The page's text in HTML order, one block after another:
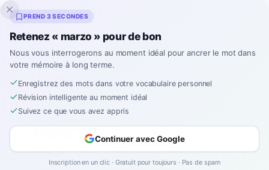
Inklingo
Accueil› Espagnol›Dictionnaire ›marzo
marzo
/MAR-soh/ (Latin America) or /MAR-thoh/
(Spain) /ˈmaɾso/ (LA) | /ˈmaɾθo/ (ES)
PREND 3 SECONDES
Retenez « marzo » pour de bon
Nous vous interrogerons au moment idéal pour ancrer le mot dans
votre mémoire à long terme.
Enregistrez des mots dans votre vocabulaire personnel
Révision intelligente au moment idéal
Suivez ce que vous avez appris
Continuer avec Google
Inscription en un clic · Gratuit pour toujours · Pas de spam